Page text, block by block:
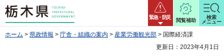
栃木県 緊急・防災
閲覧補助
検索
メニュー
ホーム > 県政情報 > 庁舎・組織の案内 > 産業労働観光部 > 国際経済課
更新日：2023年4月1日